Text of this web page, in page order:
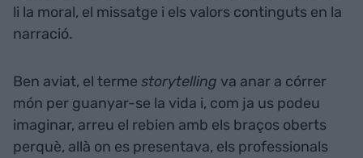
li la moral, el missatge i els valors continguts en la
narració.
Ben aviat, el terme storytelling va anar a córrer
món per guanyar-se la vida i, com ja us podeu
imaginar, arreu el rebien amb els braços oberts
perquè, allà on es presentava, els professionals